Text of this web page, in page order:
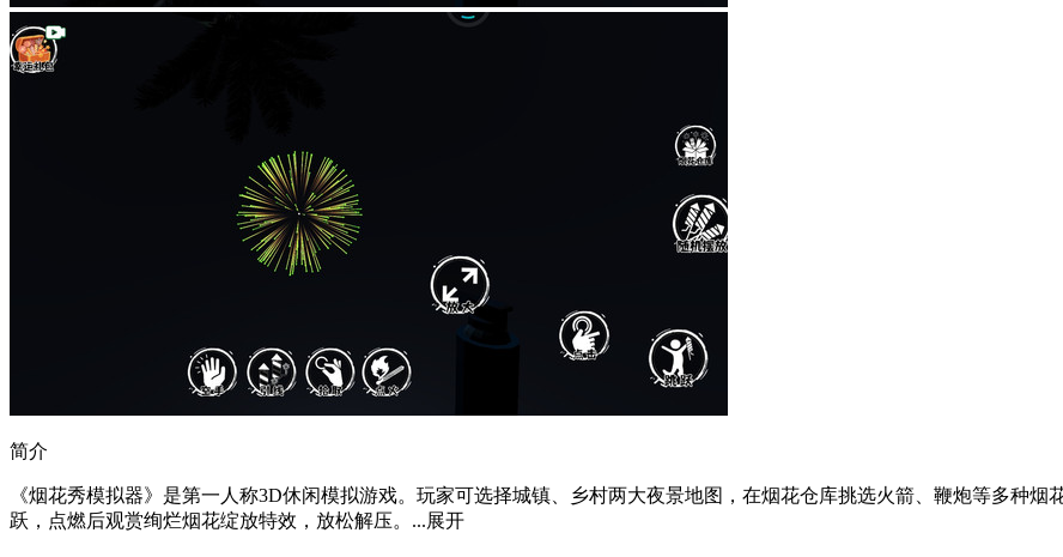
简介
《烟花秀模拟器》是第一人称3D休闲模拟游戏。玩家可选择城镇、乡村两大夜景地图，在烟花仓库挑选火箭、鞭炮等多种
跃，点燃后观赏绚烂烟花绽放特效，放松解压。...展开